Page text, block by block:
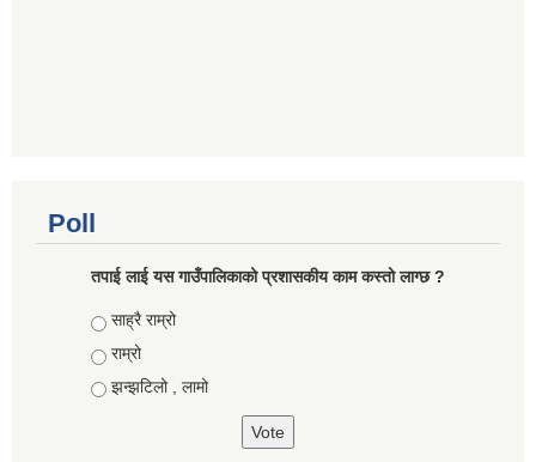
Poll
तपाई लाई यस गाउँपालिकाको प्रशासकीय काम कस्तो लाग्छ ?
Choices
साह्रै राम्रो
राम्रो
झन्झटिलो , लामो